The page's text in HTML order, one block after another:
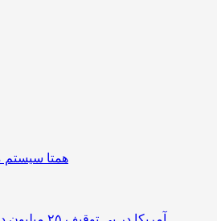
همتا سیستم